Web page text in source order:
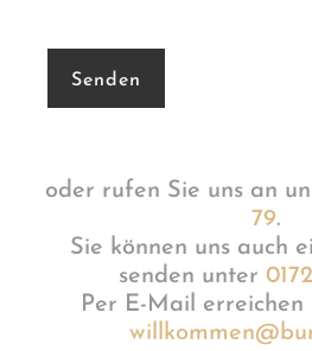
oder rufen Sie uns an
79.
Sie können uns auch
senden unter
Per E-Mail erreichen